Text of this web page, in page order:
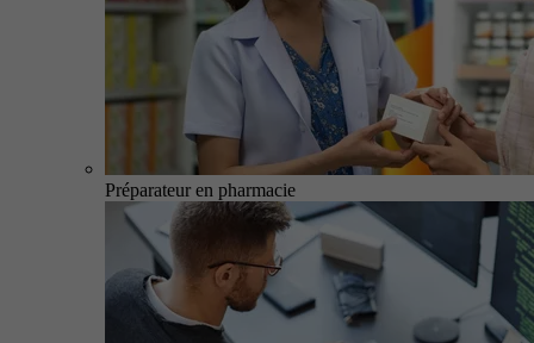
Préparateur en pharmacie